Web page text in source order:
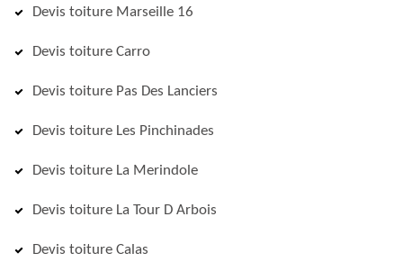
Devis toiture Marseille 16
Devis toiture Carro
Devis toiture Pas Des Lanciers
Devis toiture Les Pinchinades
Devis toiture La Merindole
Devis toiture La Tour D Arbois
Devis toiture Calas